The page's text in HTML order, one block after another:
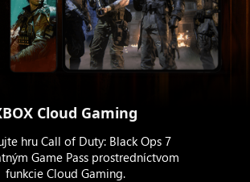
Cloud Gaming
hru Call of Duty: Black Ops 7
Game Pass prostredníctvom
funkcie Cloud Gaming.